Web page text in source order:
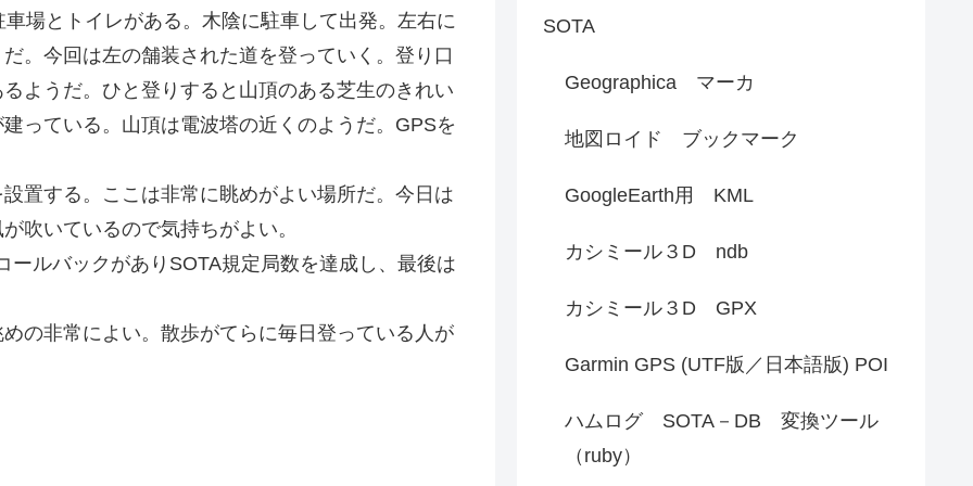
場とトイレがある。木陰に駐車して出発。左右に
。今回は左の舗装された道を登っていく。登り口
ようだ。ひと登りすると山頂のある芝生のきれい
っている。山頂は電波塔の近くのようだ。GPSを
置する。ここは非常に眺めがよい場所だ。今日は
吹いているので気持ちがよい。
ルバックがありSOTA規定局数を達成し、最後は
の非常によい。散歩がてらに毎日登っている人が
SOTA
Geographica マーカ
地図ロイド ブックマーク
GoogleEarth用 KML
カシミール３D ndb
カシミール３D GPX
Garmin GPS (UTF版／日本語版) POI
ハムログ SOTA－DB 変換ツール
（ruby）